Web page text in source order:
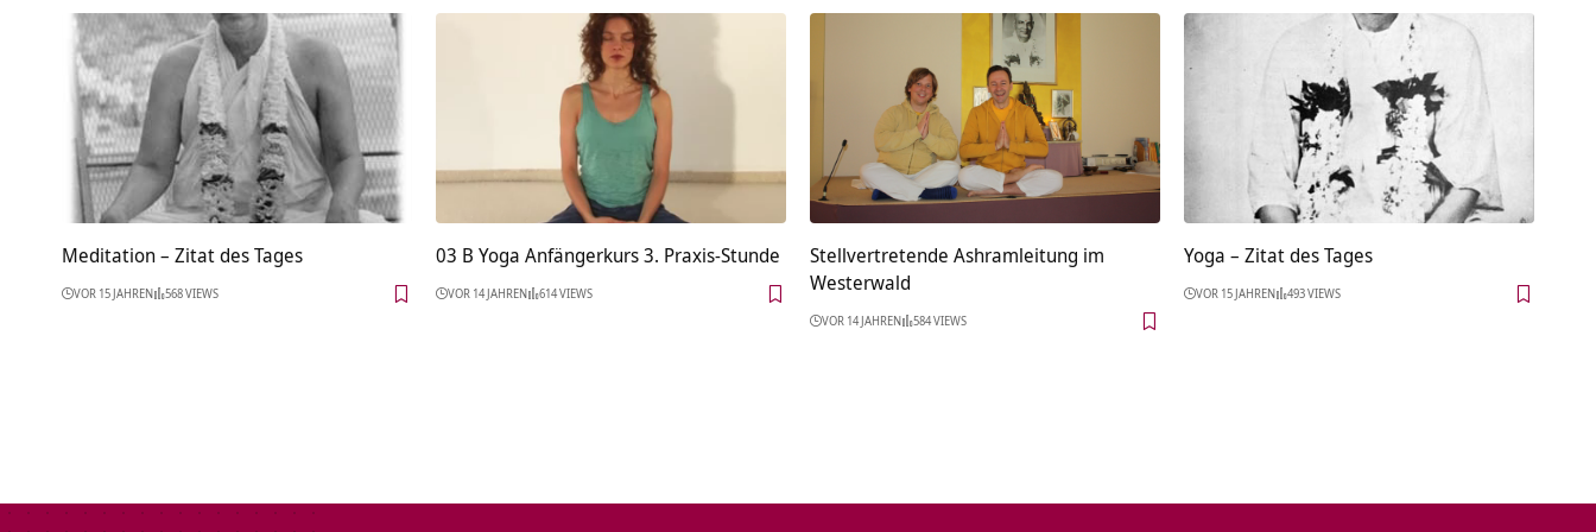
Meditation – Zitat des Tages
VOR 15 JAHREN 568 VIEWS
03 B Yoga Anfängerkurs 3. Praxis-Stunde
VOR 14 JAHREN 614 VIEWS
Stellvertretende Ashramleitung im
Westerwald
VOR 14 JAHREN 584 VIEWS
Yoga – Zitat des Tages
VOR 15 JAHREN 493 VIEWS